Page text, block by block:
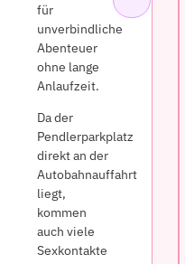
für
unverbindliche
Abenteuer
ohne lange
Anlaufzeit.
Da der
Pendlerparkplatz
direkt an der
Autobahnauffahrt
liegt,
kommen
auch viele
Sexkontakte